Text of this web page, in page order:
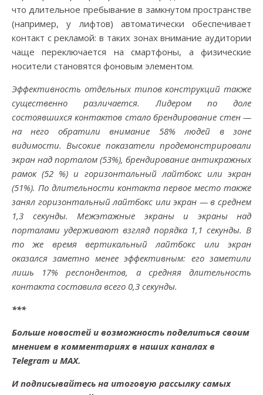
что длительное пребывание в замкнутом пространстве
(например, у лифтов) автоматически обеспечивает
контакт с рекламой: в таких зонах внимание аудитории
чаще переключается на смартфоны, а физические
носители становятся фоновым элементом.
Эффективность отдельных типов конструкций также
существенно различается. Лидером по доле
состоявшихся контактов стало брендирование стен —
на него обратили внимание 58% людей в зоне
видимости. Высокие показатели продемонстрировали
экран над порталом (53%), брендирование антикражных
рамок (52 %) и горизонтальный лайтбокс или экран
(51%). По длительности контакта первое место также
занял горизонтальный лайтбокс или экран — в среднем
1,3 секунды. Межэтажные экраны и экраны над
порталами удерживают взгляд порядка 1,1 секунды. В
то же время вертикальный лайтбокс или экран
оказался заметно менее эффективным: его заметили
лишь 17% респондентов, а средняя длительность
контакта составила всего 0,3 секунды.
***
Больше новостей и возможность поделиться своим
мнением в комментариях в наших каналах в
Telegram и MAX.
Иподписывайтесь на итоговую рассылку самых